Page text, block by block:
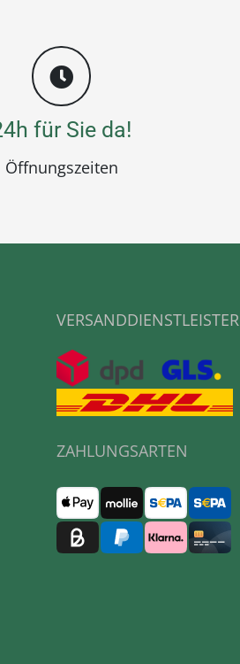
für Sie da!
Öffnungszeiten
VERSANDDIENSTLEISTER
ZAHLUNGSARTEN